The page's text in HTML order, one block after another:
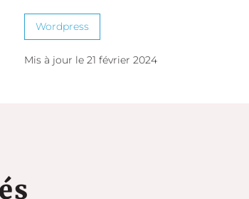
Wordpress
Mis à jour le 21 février 2024